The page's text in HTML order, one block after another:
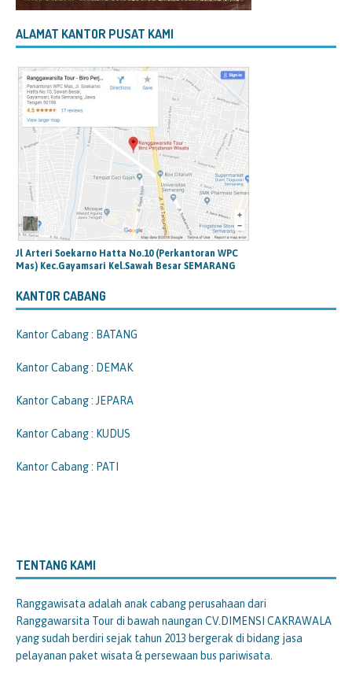
ALAMAT KANTOR PUSAT KAMI
Jl Arteri Soekarno Hatta No.10 (Perkantoran WPC
Mas) Kec.Gayamsari Kel.Sawah Besar SEMARANG
KANTOR CABANG
Kantor Cabang : BATANG
Kantor Cabang : DEMAK
Kantor Cabang : JEPARA
Kantor Cabang : KUDUS
Kantor Cabang : PATI
TENTANG KAMI
Ranggawisata adalah anak cabang perusahaan dari
Ranggawarsita Tour di bawah naungan CV.DIMENSI CAKRAWALA
yang sudah berdiri sejak tahun 2013 bergerak di bidang jasa
pelayanan paket wisata & persewaan bus pariwisata.